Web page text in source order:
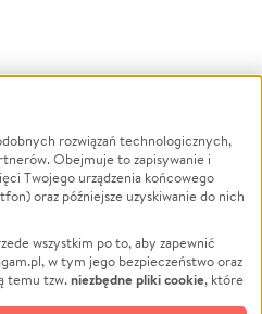
Powódź
Wichura
NGO
Edukacja
Podróż
rozwiązań technologicznych,
Obejmuje to zapisywanie i
Twojego urządzenia końcowego
oraz późniejsze uzyskiwanie do nich
wszystkim po to, aby zapewnić
w tym jego bezpieczeństwo oraz
temu tzw.niezbędne pliki cookie, które